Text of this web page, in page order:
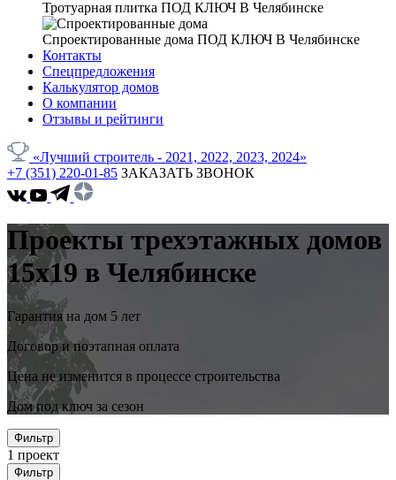
Тротуарная плитка ПОД КЛЮЧ В Челябинске
Спроектированные дома ПОД КЛЮЧ В Челябинске
Контакты
Спецпредложения
Калькулятор домов
О компании
Отзывы и рейтинги
«Лучший строитель - 2021, 2022, 2023, 2024»
+7 (351) 220-01-85 ЗАКАЗАТЬ ЗВОНОК
Проекты трехэтажных домов
15x19 в Челябинске
Гарантия на дом 5 лет
Договор и поэтапная оплата
Цена не изменится в процессе строительства
Дом под ключ за сезон
Фильтр
1 проект
Фильтр